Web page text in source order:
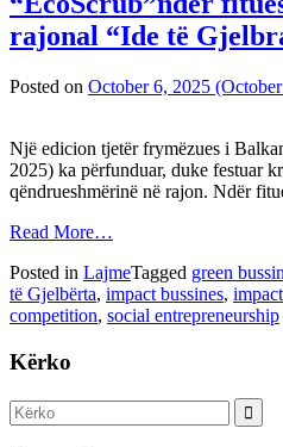
rajonal “Ide të
Posted on October 6, 2025
Një edicion tjetër frymëzues i
2025) ka përfunduar, duke festuar
qëndrueshmërinë në rajon. Ndër
Read More…
Posted in LajmeTagged green
të Gjelbërta, impact bussines,
competition, social entrepreneurship
Kërko